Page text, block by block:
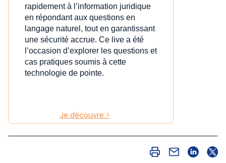
rapidement à l’information juridique
en répondant aux questions en
langage naturel, tout en garantissant
une sécurité accrue. Ce live a été
l’occasion d’explorer les questions et
cas pratiques soumis à cette
technologie de pointe.
Je découvre >